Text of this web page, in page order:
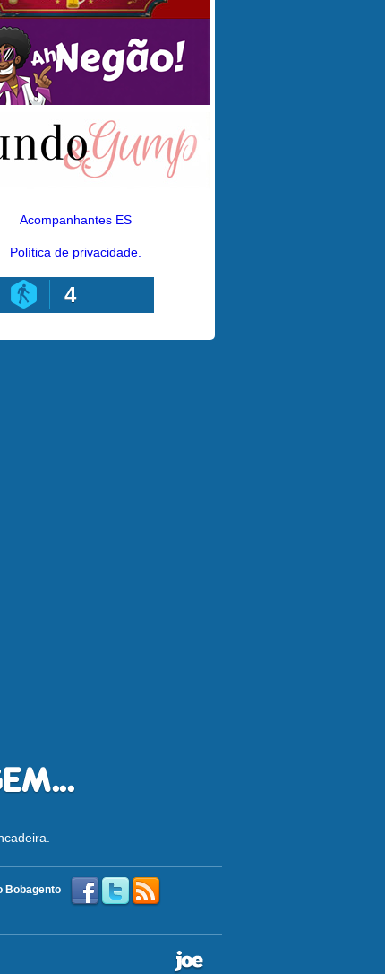
Acompanhantes ES
Política de privacidade.
4
Bobagento